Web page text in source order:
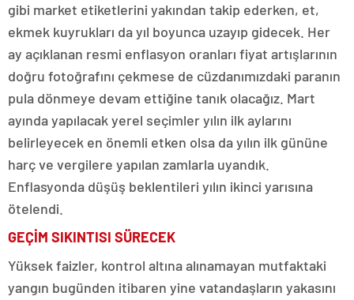
gibi market etiketlerini yakından takip ederken, et,
ekmek kuyrukları da yıl boyunca uzayıp gidecek. Her
ay açıklanan resmi enflasyon oranları fiyat artışlarının
doğru fotoğrafını çekmese de cüzdanımızdaki paranın
pula dönmeye devam ettiğine tanık olacağız. Mart
ayında yapılacak yerel seçimler yılın ilk aylarını
belirleyecek en önemli etken olsa da yılın ilk gününe
harç ve vergilere yapılan zamlarla uyandık.
Enflasyonda düşüş beklentileri yılın ikinci yarısına
ötelendi.
GEÇİM SIKINTISI SÜRECEK
Yüksek faizler, kontrol altına alınamayan mutfaktaki
yangın bugünden itibaren yine vatandaşların yakasını